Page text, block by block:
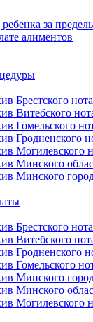
за
алиментов
Брестского
Витебского
Гомельского
Гродненского
Могилевского
Минского
Минского
Брестского
Витебского
Гродненского
Гомельского
Минского
Минского
Могилевского